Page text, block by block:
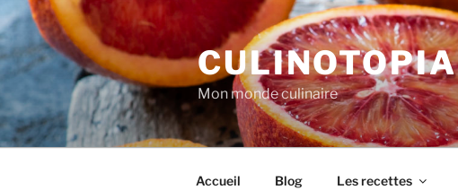
Aller
au
contenu
principal
CULINOTOPIA
Mon monde culinaire
Accueil Blog Les recettes